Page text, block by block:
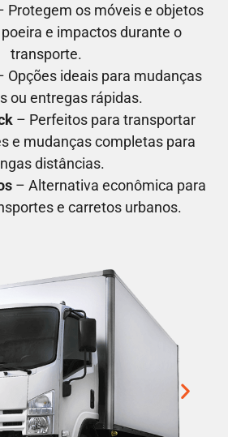
Protegem os móveis e objetos
e impactos durante o
transporte.
Opções ideais para mudanças
ou entregas rápidas.
– Perfeitos para transportar
e mudanças completas para
distâncias.
– Alternativa econômica para
e carretos urbanos.